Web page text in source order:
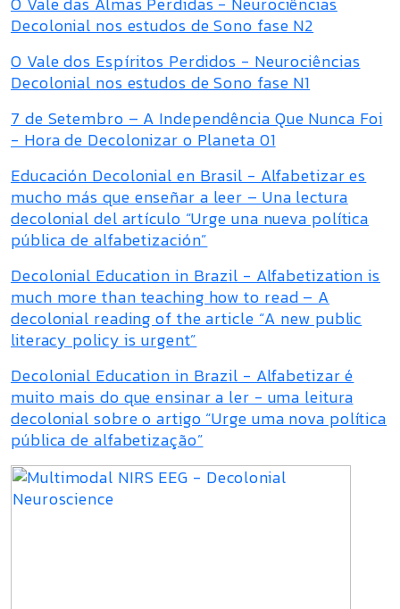
Decolonial nos estudos de Sono fase N2
O Vale dos Espíritos Perdidos - Neurociências
Decolonial nos estudos de Sono fase N1
7 de Setembro – A Independência Que Nunca Foi
- Hora de Decolonizar o Planeta 01
Educación Decolonial en Brasil - Alfabetizar es
mucho más que enseñar a leer – Una lectura
decolonial del artículo “Urge una nueva política
pública de alfabetización”
Decolonial Education in Brazil - Alfabetization is
much more than teaching how to read – A
decolonial reading of the article “A new public
literacy policy is urgent”
Decolonial Education in Brazil - Alfabetizar é
muito mais do que ensinar a ler - uma leitura
decolonial sobre o artigo “Urge uma nova política
pública de alfabetização”